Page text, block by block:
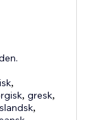
,
,gresk,
,